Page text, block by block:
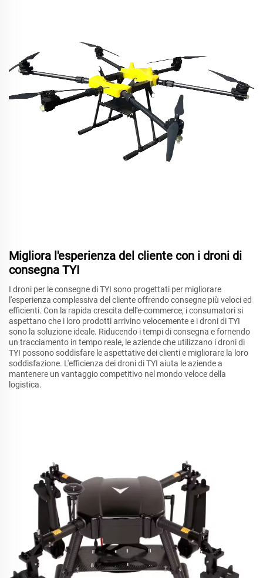
Migliora l'esperienza del cliente con i droni di
consegna TYI
I droni per le consegne di TYI sono progettati per migliorare
l'esperienza complessiva del cliente offrendo consegne più veloci ed
efficienti. Con la rapida crescita dell'e-commerce, i consumatori si
aspettano che i loro prodotti arrivino velocemente e i droni di TYI
sono la soluzione ideale. Riducendo i tempi di consegna e fornendo
un tracciamento in tempo reale, le aziende che utilizzano i droni di
TYI possono soddisfare le aspettative dei clienti e migliorare la loro
soddisfazione. L'efficienza dei droni di TYI aiuta le aziende a
mantenere un vantaggio competitivo nel mondo veloce della
logistica.